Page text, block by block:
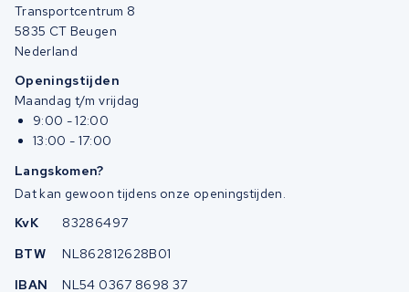
Transportcentrum 8
5835 CT Beugen
Nederland
Openingstijden
Maandag t/m vrijdag
9:00 - 12:00
13:00 - 17:00
Langskomen?
Dat kan gewoon tijdens onze openingstijden.
KvK
83286497
BTW
NL862812628B01
IBAN
NL54 0367 8698 37